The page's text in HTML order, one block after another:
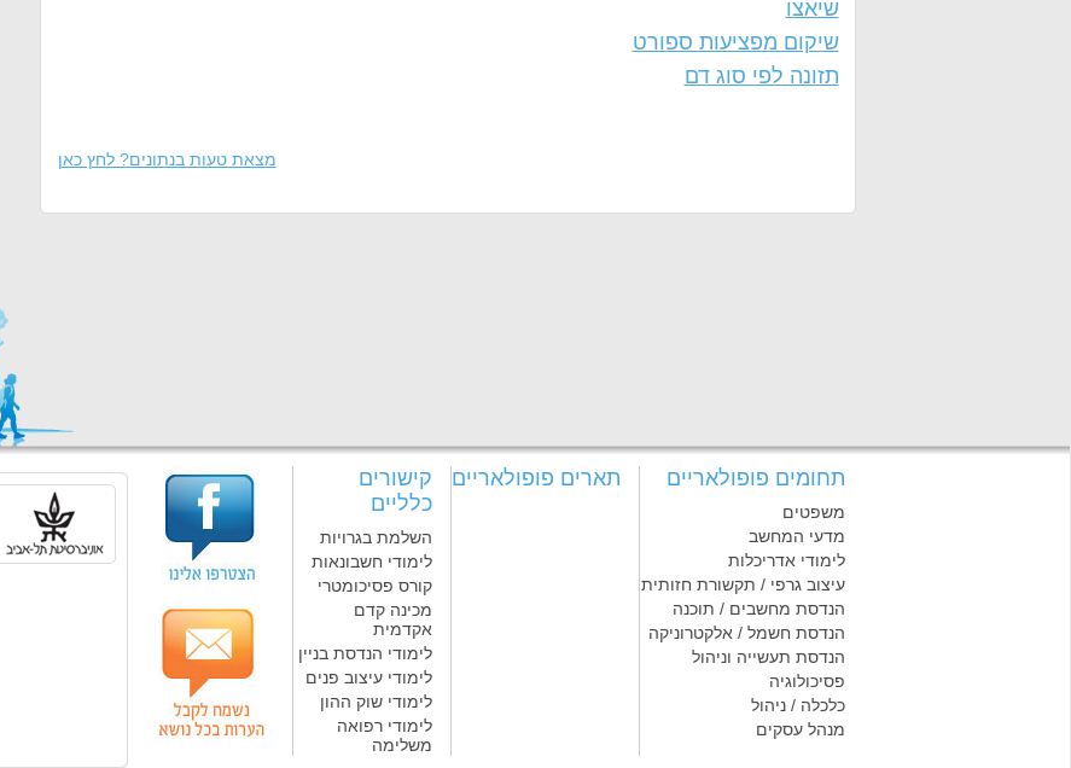
שיאצו
שיקום מפציעות ספורט
תזונה לפי סוג דם
מצאת טעות בנתונים? לחץ כאן
תחומים פופולאריים
משפטים
מדעי המחשב
לימודי אדריכלות
עיצוב גרפי / תקשורת חזותית
הנדסת מחשבים / תוכנה
הנדסת חשמל / אלקטרוניקה
הנדסת תעשייה וניהול
פסיכולוגיה
כלכלה / ניהול
מנהל עסקים
תארים פופולאריים
קישורים
כלליים
השלמת בגרויות
לימודי חשבונאות
קורס פסיכומטרי
מכינה קדם
אקדמית
לימודי הנדסת בניין
לימודי עיצוב פנים
לימודי שוק ההון
לימודי רפואה
משלימה